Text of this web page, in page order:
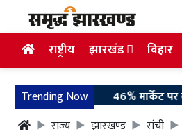
राष्ट्रीय झारखंड बिहार
Trending Now46% मार्केट पर कब्जा,
राज्य
झारखण्ड रांची